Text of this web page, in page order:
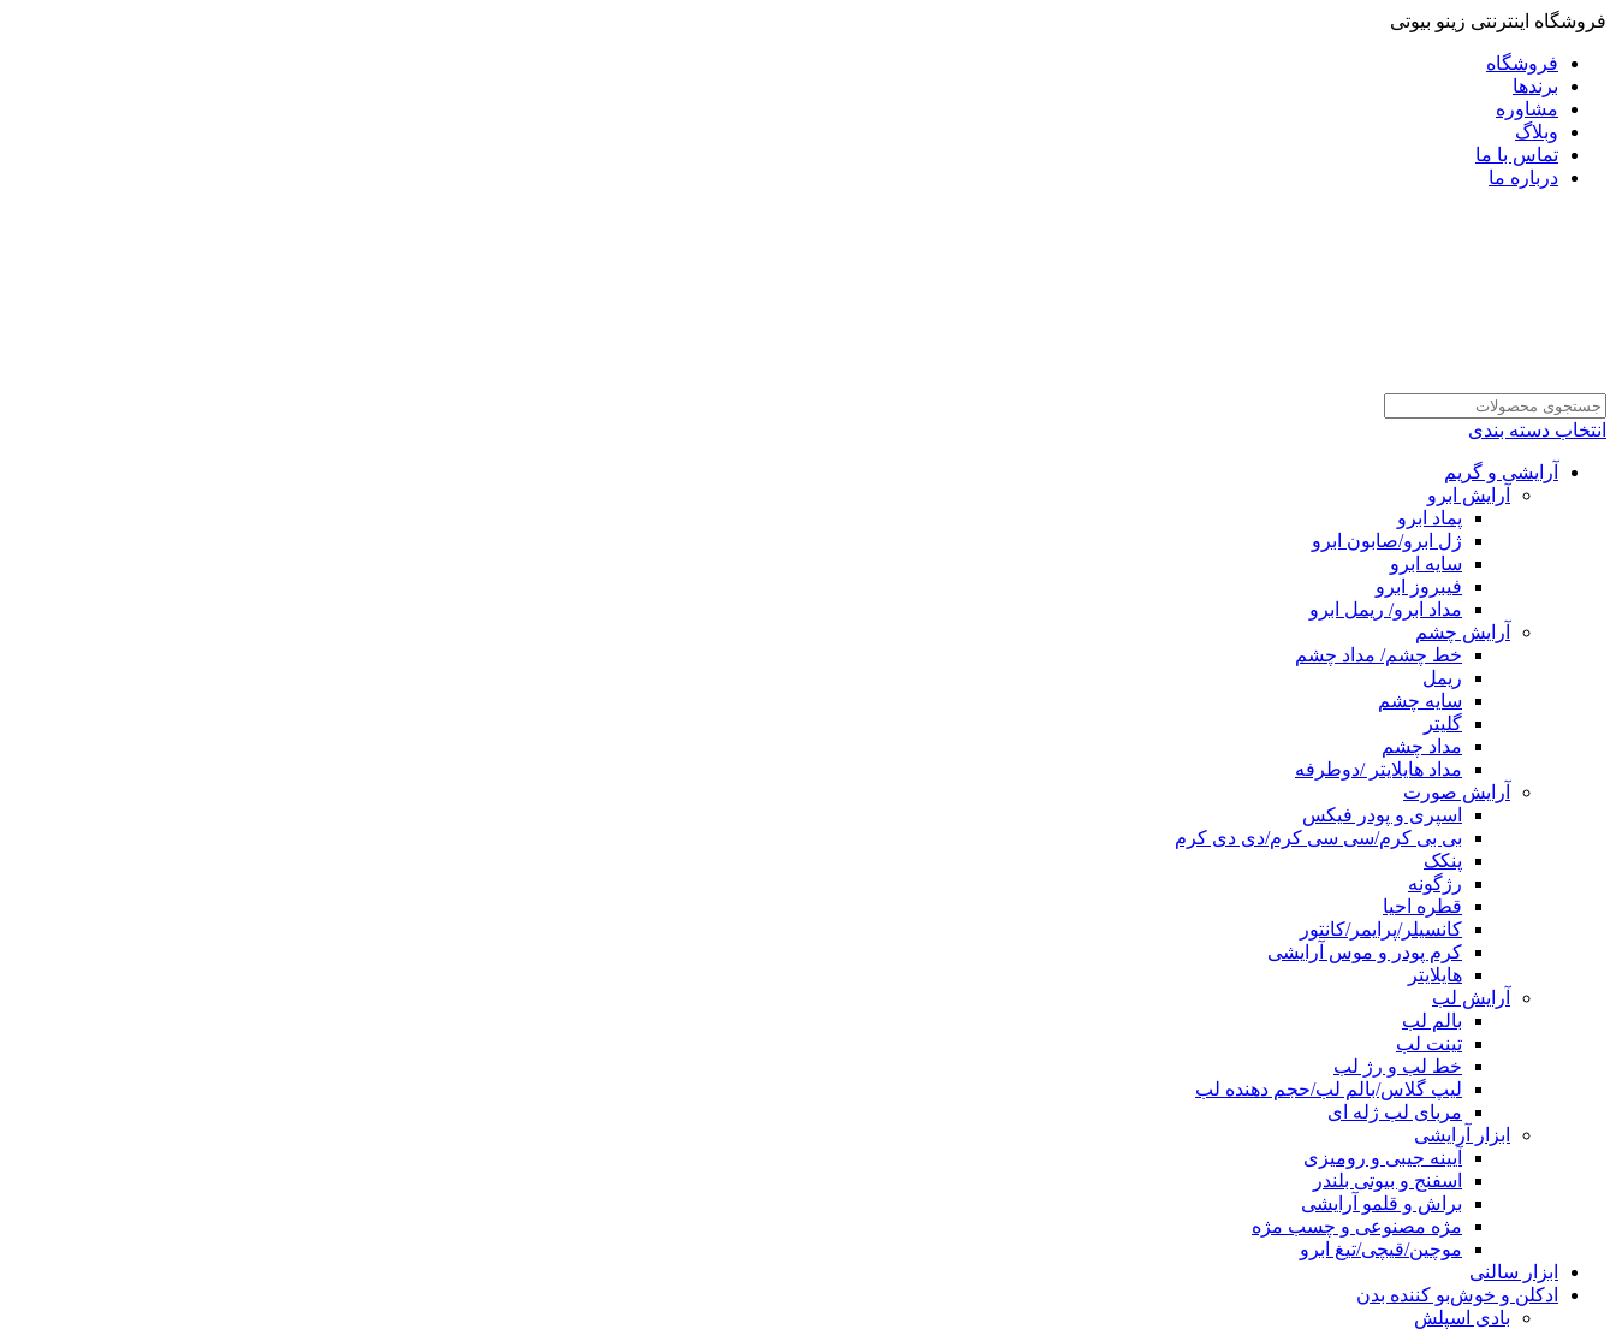
فروشگاه اینترنتی زینو بیوتی
فروشگاه
برندها
مشاوره
وبلاگ
تماس با ما
درباره ما
انتخاب دسته بندی
آرایشی و گریم
آرایش ابرو
پماد ابرو
ژل ابرو/صابون ابرو
سایه ابرو
فیبروز ابرو
مداد ابرو/ ریمل ابرو
آرایش چشم
خط چشم/ مداد چشم
ریمل
سایه چشم
گلیتر
مداد چشم
مداد هایلایتر /دوطرفه
آرایش صورت
اسپری و پودر فیکس
بی بی کرم/سی سی کرم/دی دی کرم
پنکک
رژگونه
قطره احیا
کانسیلر/پرایمر/کانتور
کرم پودر و موس آرایشی
هایلایتر
آرایش لب
بالم لب
تینت لب
خط لب و رژ لب
لیپ گلاس/بالم لب/حجم دهنده لب
مربای لب ژله ای
ابزار آرایشی
آیینه جیبی و رومیزی
اسفنج و بیوتی بلندر
براش و قلمو آرایشی
مژه مصنوعی و چسب مژه
موچین/قیچی/تیغ ابرو
ابزار سالنی
ادکلن و خوش‌بو کننده بدن
بادی اسپلش